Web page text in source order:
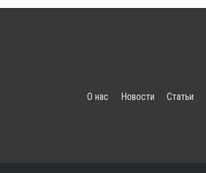
О нас Новости Статьи